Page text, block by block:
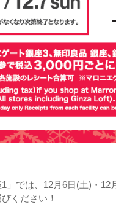
」では、12月6日(土)・
ください！